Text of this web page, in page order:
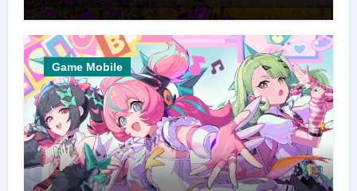
Game Mobile